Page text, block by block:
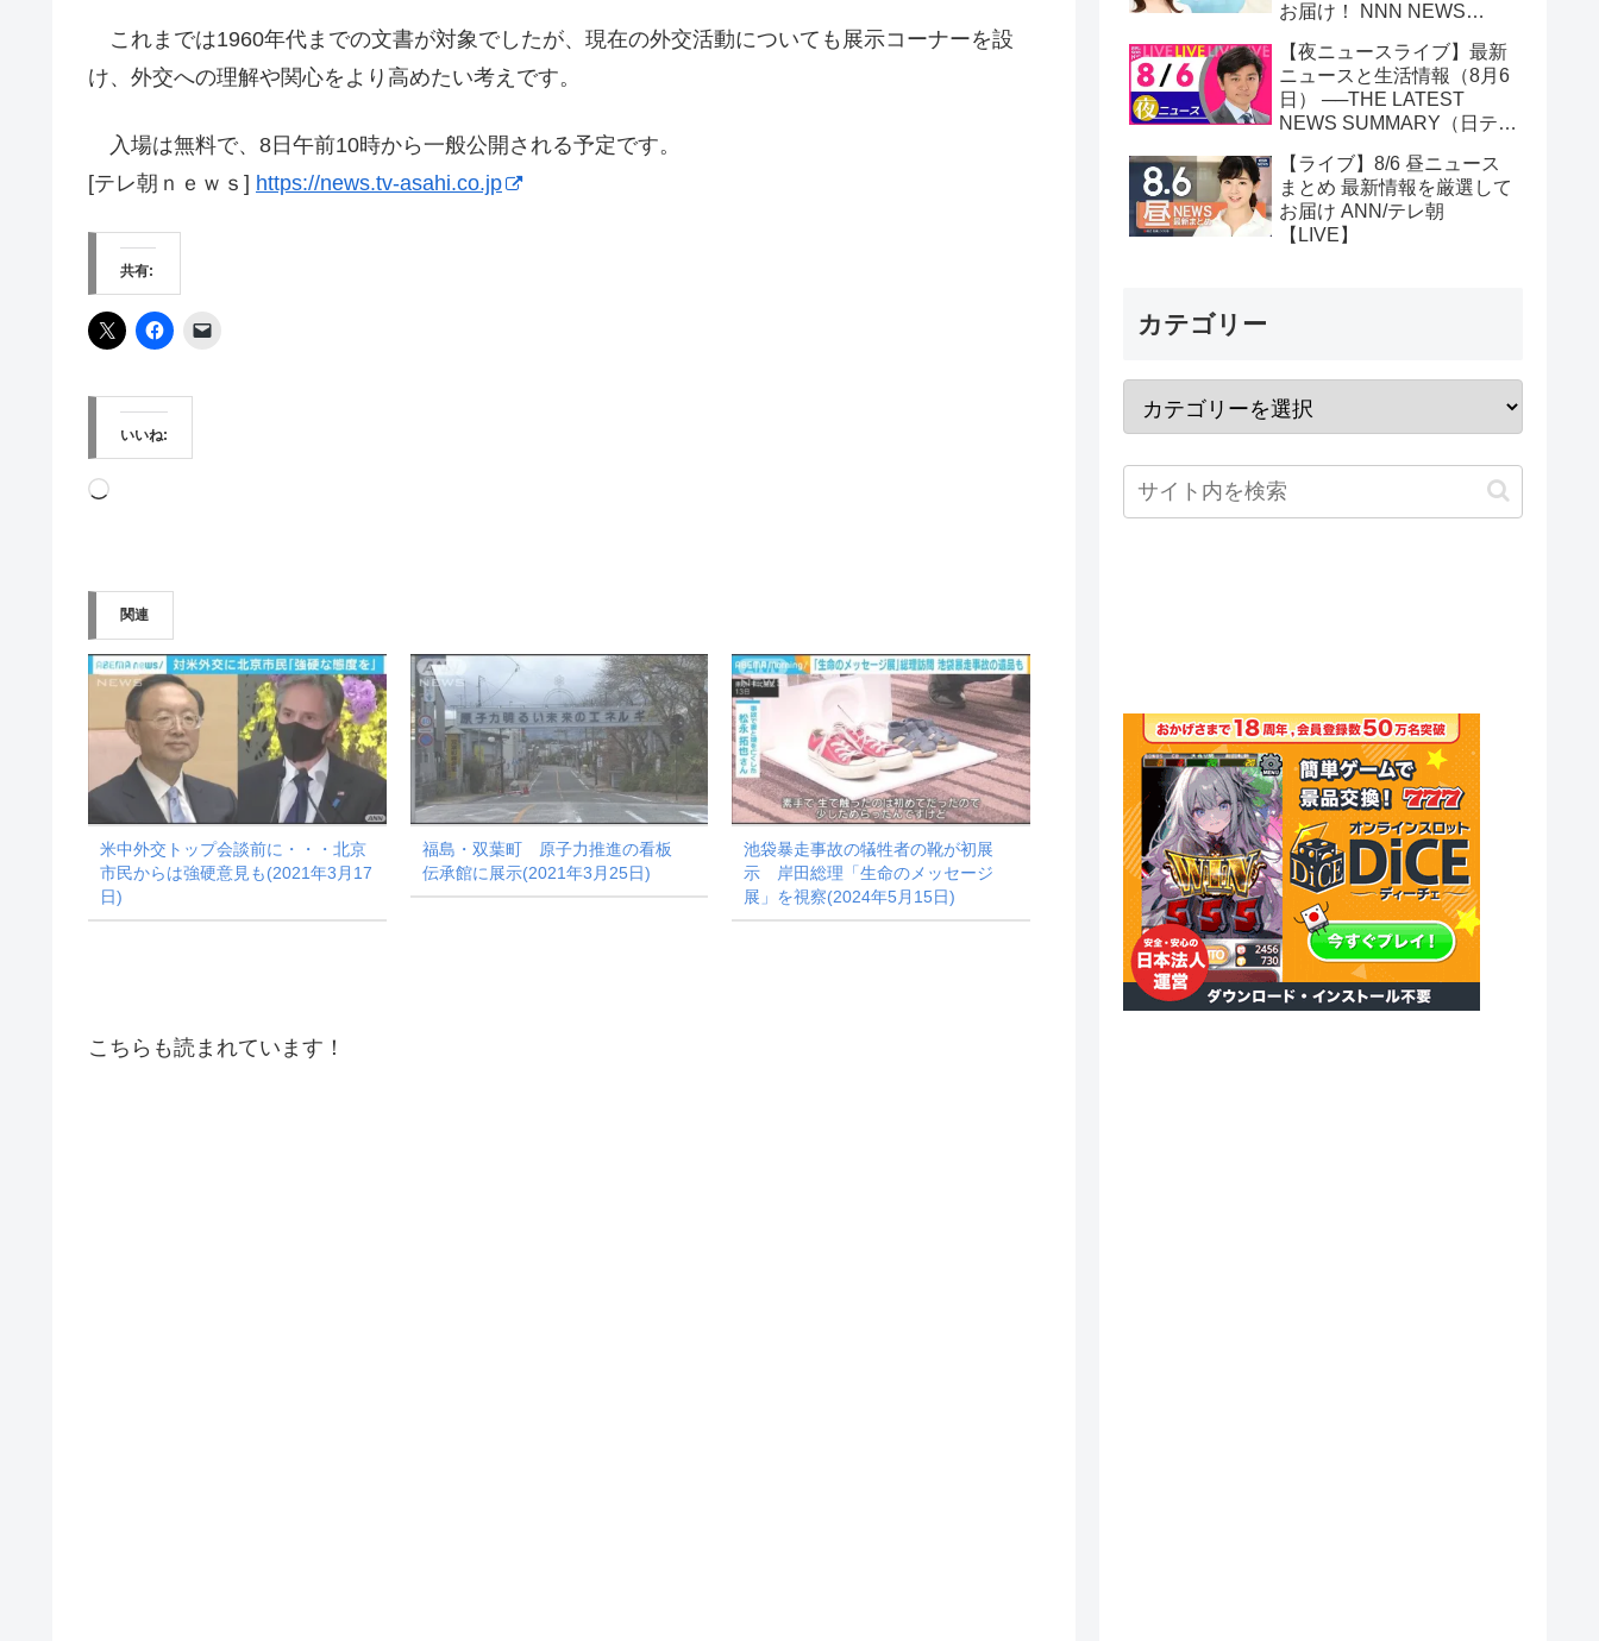
これまでは1960年代までの文書が対象でしたが、現在の外交活動についても展示コーナーを設
け、外交への理解や関心をより高めたい考えです。
入場は無料で、8日午前10時から一般公開される予定です。
[テレ朝ｎｅｗｓ] https://news.tv-asahi.co.jp
共有:
いいね:
読
み
中…
関連
米中外交トップ会談前に・・・北京
市民からは強硬意見も(2021年3月17
日)
福島・双葉町 原子力推進の看板
伝承館に展示(2021年3月25日)
池袋暴走事故の犠牲者の靴が初展
示 岸田総理「生命のメッセージ
展」を視察(2024年5月15日)
こちらも読まれています！
お届け！ NNN NEWS
【夜ニュースライブ】最新
ニュースと生活情報（8月6
日） ──THE LATEST
NEWS SUMMARY（日テレ
【ライブ】8/6 昼ニュース
まとめ 最新情報を厳選して
お届け ANN/テレ朝
【LIVE】
カテゴリー